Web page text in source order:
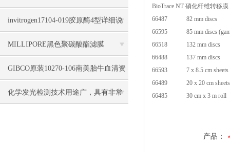
invitrogen17104-019胶原酶4型详细说
明
MILLIPORE黑色聚碳酸酯滤膜
GTBP04700几大优势
GIBCO原装10270-106南美胎牛血清资
料
化学发光检测技术用途广，具有非常
BioTrace NT 硝化纤维转移膜
66487
82 mm discs
66595
85 mm discs
66518
132 mm discs
66488
137 mm discs
66593
7 x 8.5 cm sheets
66489
20 x 20 cm sheets
66485
30 cm x 3 m roll
产品：